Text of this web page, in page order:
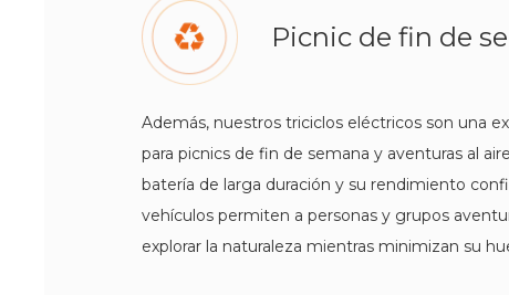
Picnic de fin de
Además, nuestros triciclos eléctricos son una
para picnics de fin de semana y aventuras al
batería de larga duración y su rendimiento
vehículos permiten a personas y grupos
explorar la naturaleza mientras minimizan su